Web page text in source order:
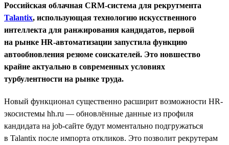
Российская облачная CRM-система для рекрутмента
Talantix, использующая технологию искусственного
интеллекта для ранжирования кандидатов, первой
на рынке HR-автоматизации запустила функцию
автообновления резюме соискателей. Это новшество
крайне актуально в современных условиях
турбулентности на рынке труда.
Новый функционал существенно расширит возможности HR-
экосистемы hh.ru — обновлённые данные из профиля
кандидата на job-сайте будут моментально подгружаться
в Talantix после импорта откликов. Это позволит рекрутерам